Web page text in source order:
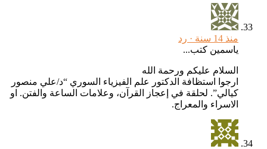
رد
ياسمين كتب...
السلام عليكم ورحمة الله
ارجوا استظافة الدكتور علم الفيزياء السوري “د/علي منصور
كيالي”. لحلقة في إعجاز القرآن، وعلامات الساعة والفتن. او
الاسراء والمعراج.